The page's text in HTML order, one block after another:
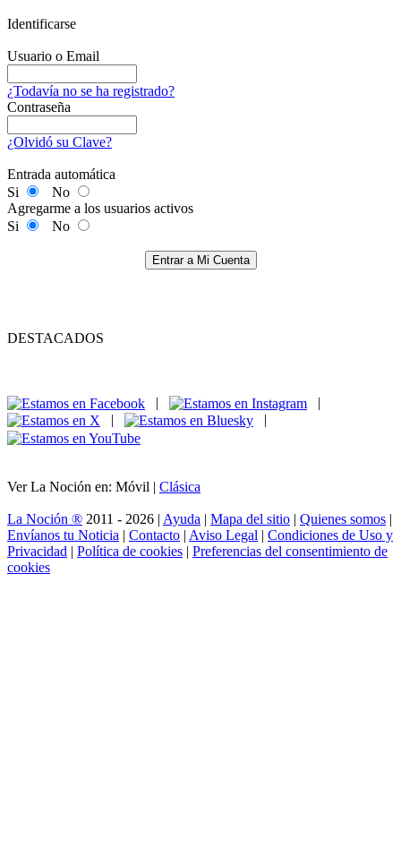
Identificarse
Usuario o Email
¿Todavía no se ha registrado?
Contraseña
¿Olvidó su Clave?
Entrada automática
Si
No
Agregarme a los usuarios activos
Si
No
Entrar a Mi Cuenta
DESTACADOS
|
|
|
|
Ver La Noción en: Móvil | Clásica
La Noción ® 2011 - 2026 | Ayuda | Mapa del sitio | Quienes somos |
Envíanos tu Noticia | Contacto | Aviso Legal | Condiciones de Uso y
Privacidad | Política de cookies | Preferencias del consentimiento de
cookies